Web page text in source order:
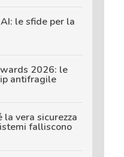
le sfide per la
2026: le
antifragile
la vera sicurezza
falliscono